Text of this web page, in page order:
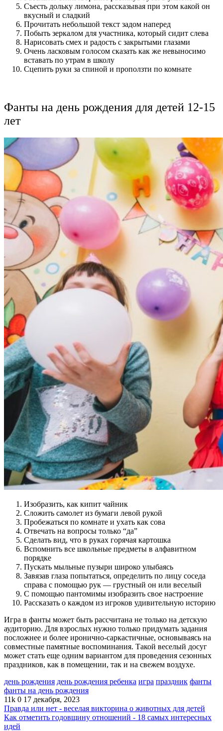
Съесть дольку лимона, рассказывая при этом какой он
вкусный и сладкий
Прочитать небольшой текст задом наперед
Побыть зеркалом для участника, который сидит слева
Нарисовать смех и радость с закрытыми глазами
Очень ласковым голосом сказать как же невыносимо
вставать по утрам в школу
Сцепить руки за спиной и проползти по комнате
Фанты на день рождения для детей 12-15
лет
Изобразить, как кипит чайник
Сложить самолет из бумаги левой рукой
Пробежаться по комнате и ухать как сова
Отвечать на вопросы только “да”
Сделать вид, что в руках горячая картошка
Вспомнить все школьные предметы в алфавитном
порядке
Пускать мыльные пузыри широко улыбаясь
Завязав глаза попытаться, определить по лицу соседа
справа с помощью рук — грустный он или веселый
С помощью пантомимы изобразить свое настроение
Рассказать о каждом из игроков удивительную историю
Игра в фанты может быть рассчитана не только на детскую
аудиторию. Для взрослых нужно только придумать задания
посложнее и более иронично-саркастичные, основываясь на
совместные памятные воспоминания. Такой веселый досуг
может стать еще одним вариантом для проведения сезонных
праздников, как в помещении, так и на свежем воздухе.
день рождения день рождения ребенка игра праздник фанты
фанты на день рождения
11k 0 17 декабря, 2023
Правда или нет - веселая викторина о животных для детей
Как отметить годовщину отношений - 18 самых интересных
идей